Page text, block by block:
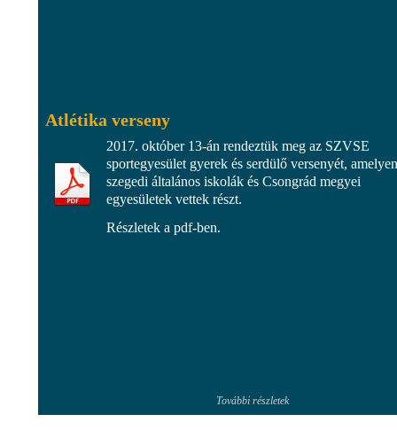
Atlétika verseny
2017. október 13-án rendeztük meg az SZVSE
sportegyesület gyerek és serdülő versenyét, amelyen
szegedi általános iskolák és Csongrád megyei
egyesületek vettek részt.
Részletek a pdf-ben.
További részletek